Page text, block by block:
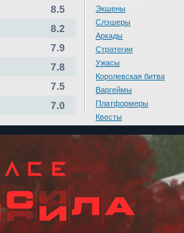
8.5
8.2
7.9
7.8
7.5
7.0
Экшены
Слэшеры
Аркады
Стратегии
Ужасы
Королевская битва
Варгеймы
Платформеры
Квесты